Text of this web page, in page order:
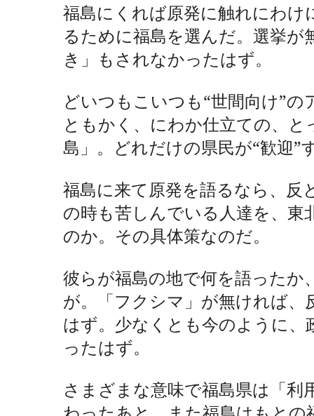
福島にくれば原発に触れにわ
るために福島を選んだ。選挙が
き」もされなかったはず。
どいつもこいつも“世間向け”
ともかく、にわか仕立ての、
島」。どれだけの県民が“歓迎”
福島に来て原発を語るなら、反
の時も苦しんでいる人達を、東
のか。その具体策なのだ。
彼らが福島の地で何を語ったか
が。「フクシマ」が無ければ、
はず。少なくとも今のように、
ったはず。
さまざまな意味で福島県は「利